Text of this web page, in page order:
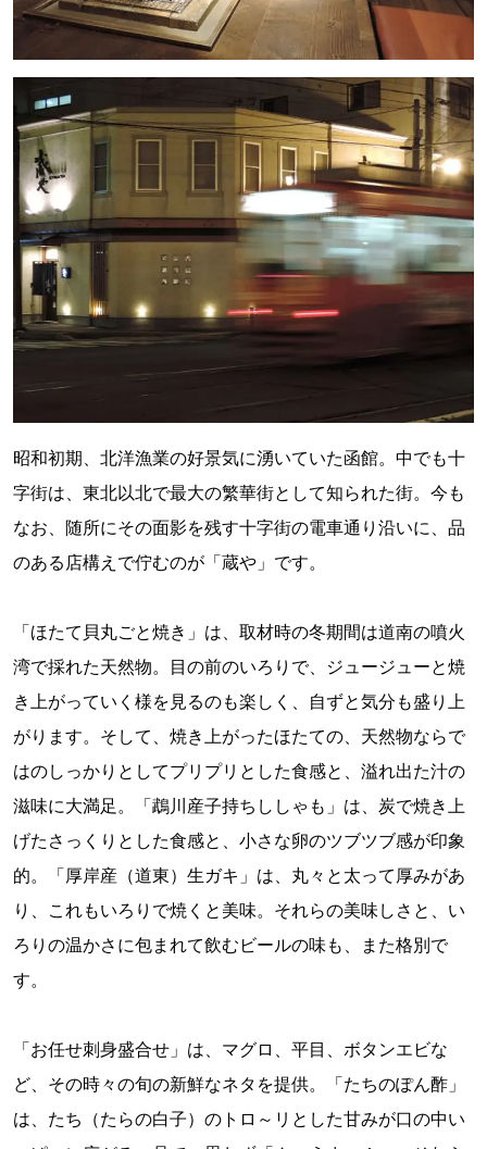
昭和初期、北洋漁業の好景気に湧いていた函館。中でも十
字街は、東北以北で最大の繁華街として知られた街。今も
なお、随所にその面影を残す十字街の電車通り沿いに、品
のある店構えで佇むのが「蔵や」です。
「ほたて貝丸ごと焼き」は、取材時の冬期間は道南の噴火
湾で採れた天然物。目の前のいろりで、ジュージューと焼
き上がっていく様を見るのも楽しく、自ずと気分も盛り上
がります。そして、焼き上がったほたての、天然物ならで
はのしっかりとしてプリプリとした食感と、溢れ出た汁の
滋味に大満足。「鵡川産子持ちししゃも」は、炭で焼き上
げたさっくりとした食感と、小さな卵のツブツブ感が印象
的。「厚岸産（道東）生ガキ」は、丸々と太って厚みがあ
り、これもいろりで焼くと美味。それらの美味しさと、い
ろりの温かさに包まれて飲むビールの味も、また格別で
す。
「お任せ刺身盛合せ」は、マグロ、平目、ボタンエビな
ど、その時々の旬の新鮮なネタを提供。「たちのぽん酢」
は、たち（たらの白子）のトロ～リとした甘みが口の中い